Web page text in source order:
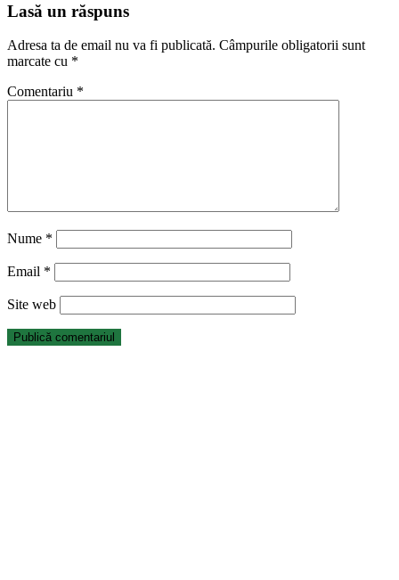
Lasă un răspuns
Adresa ta de email nu va fi publicată. Câmpurile obligatorii sunt
marcate cu *
Comentariu *
Nume *
Email *
Site web